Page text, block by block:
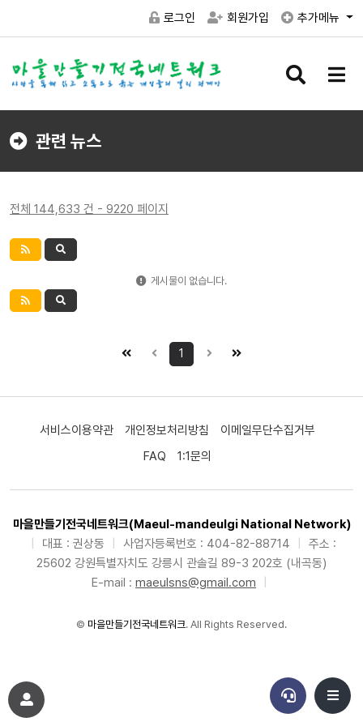
로그인 회원가입 추가메뉴
검
버
메
버
관련 뉴스
전체 144,633 건 - 9220 페이지
게시물이 없습니다.
1
서비스이용약관 개인정보처리방침
이메일무단수집거부
FAQ
1:1문의
마을만들기전국네트워크(Maeul-mandeulgi National Network)
대표 : 권상동 사업자등록번호 : 404-82-88714
주소 :
25602 강원특별자치도 강릉시 관솔길 89-3 202호 (내곡동)
E-mail : maeulsns@gmail.com
© 마을만들기전국네트워크. All Rights Reserved.